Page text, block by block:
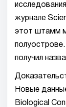
журнале
этот штамм
получил
Новые
Biological